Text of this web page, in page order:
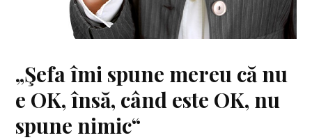
„Şefa îmi spune mereu că nu
e OK, însă, când este OK, nu
spune nimic“